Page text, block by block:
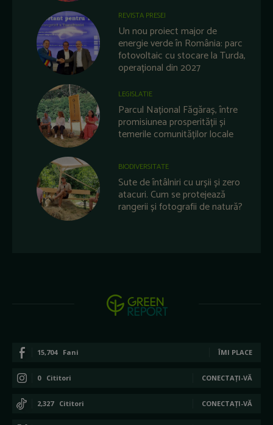
REVISTA PRESEI
Un nou proiect major de
energie verde în România: parc
fotovoltaic cu stocare la Turda,
operațional din 2027
LEGISLATIE
Parcul Național Făgăraș, între
promisiunea prosperității și
temerile comunităților locale
BIODIVERSITATE
Sute de întâlniri cu urșii și zero
atacuri. Cum se protejează
rangerii și fotografii de natură?
15,704 Fani ÎMI PLACE
0 Cititori CONECTAȚI-VĂ
2,327 Cititori CONECTAȚI-VĂ